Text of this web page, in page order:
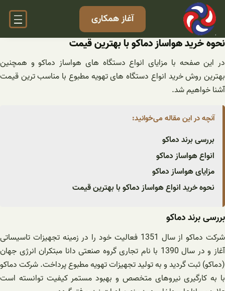
رفتن
محتوا
آغاز همکاری
نحوه خرید هواساز دماکو با بهترین قیمت
در این صفحه با مزایای انواع دستگاه های هواساز دماکو و همچنین
بهترین روش خرید انواع دستگاه های تهویه مطبوع با مناسب ترین قیمت
آشنا خواهیم شد.
آنچه در این مقاله می‌خوانید:
بررسی برند دماکو
انواع هواساز دماکو
مزایای هواساز دماکو
نحوه خرید انواع هواساز دماکو با بهترین قیمت
بررسی برند دماکو
شرکت دماکو از سال 1351 فعالیت خود را در زمینه تجهیزات تاسیساتی
آغاز و در سال 1390 با نام تجاری گروه صنعتی دانا مبتکران انرژی جهان
(دماکو) ثبت گردید و به تولید تجهیزات تهویه مطبوع پرداخت. شرکت دماکو
با به کارگیری نیروهای متخصص و بهبود مستمر کیفیت توانسته است